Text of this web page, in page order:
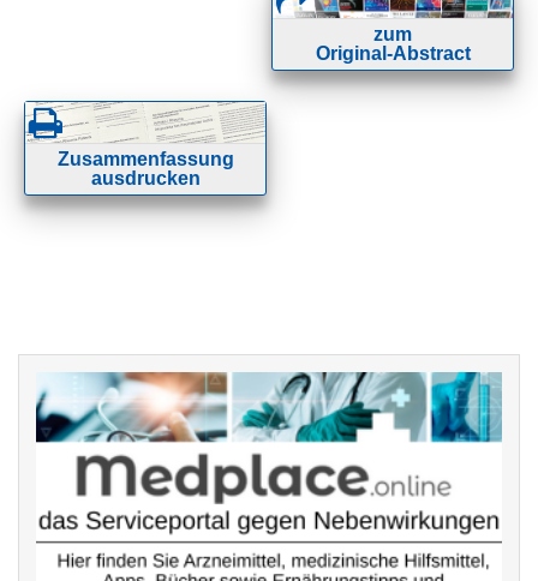
zum
Original-Abstract
Zusammenfassung
ausdrucken